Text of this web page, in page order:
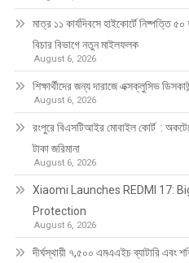
মাত্র ১১ কার্যদিবসে হাইকোর্টে নিষ্পত্তি
বিচার বিভাগে নতুন মাইলফলক
August 6, 2026
শিক্ষার্থীদের জন্য দারাজে এক্সক্লুসিভ
August 6, 2026
রংপুরে বিএসটিআইর মোবাইল কোর্ট :
টাকা জরিমানা
August 6, 2026
Xiaomi Launches REDMI 17:
Protection
August 6, 2026
দীর্ঘস্থায়ী ৭,৫০০ এমএএইচ ব্যাটারি এবং